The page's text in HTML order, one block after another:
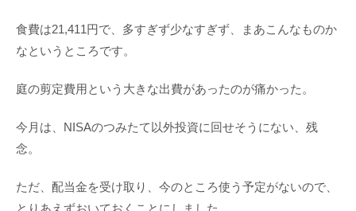
食費は21,411円で、多すぎず少なすぎず、まあこんなものか
なというところです。
庭の剪定費用という大きな出費があったのが痛かった。
今月は、NISAのつみたて以外投資に回せそうにない、残
念。
ただ、配当金を受け取り、今のところ使う予定がないので、